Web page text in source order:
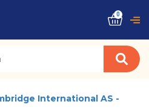
0
International AS -